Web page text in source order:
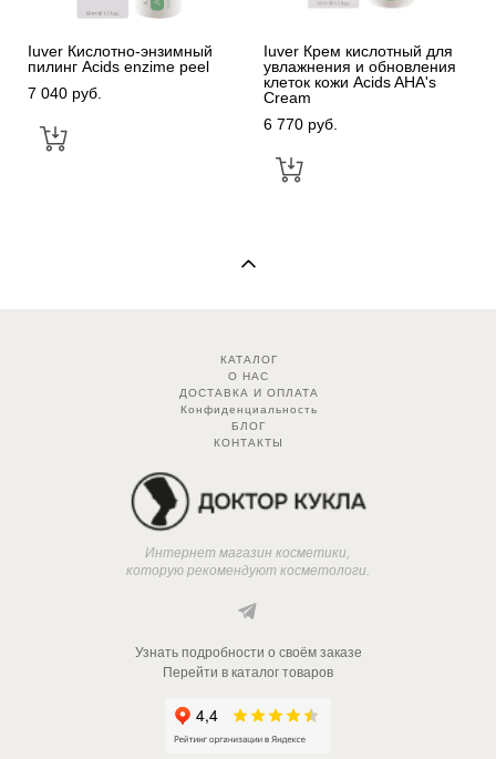
Iuver Кислотно-энзимный
пилинг Acids enzime peel
7 040 pуб.
Iuver Крем кислотный для
увлажнения и обновления
клеток кожи Acids AHA's
Cream
6 770 pуб.
КАТАЛОГ
О НАС
ДОСТАВКА И ОПЛАТА
Конфиденциальность
БЛОГ
КОНТАКТЫ
Интернет магазин косметики,
которую рекомендуют косметологи.
Узнать подробности о своём заказе
Перейти в каталог товаров